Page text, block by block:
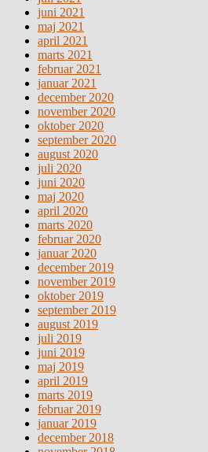
juni 2021
maj 2021
april 2021
marts 2021
februar 2021
januar 2021
december 2020
november 2020
oktober 2020
september 2020
august 2020
juli 2020
juni 2020
maj 2020
april 2020
marts 2020
februar 2020
januar 2020
december 2019
november 2019
oktober 2019
september 2019
august 2019
juli 2019
juni 2019
maj 2019
april 2019
marts 2019
februar 2019
januar 2019
december 2018